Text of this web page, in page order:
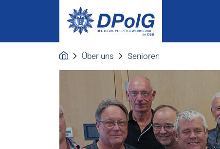
Über uns Senioren